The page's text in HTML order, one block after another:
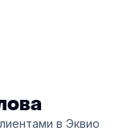
в Эквио